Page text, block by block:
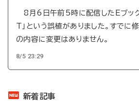
8月6日午前5時に配信したEブッ
T」という誤植がありました。すでに
の内容に変更はありません。
8/5 23:29
新着記事